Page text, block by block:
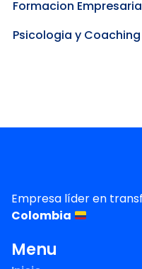
Formacion
Psicologia y Coaching
Empresa líder en
Colombia
Menu